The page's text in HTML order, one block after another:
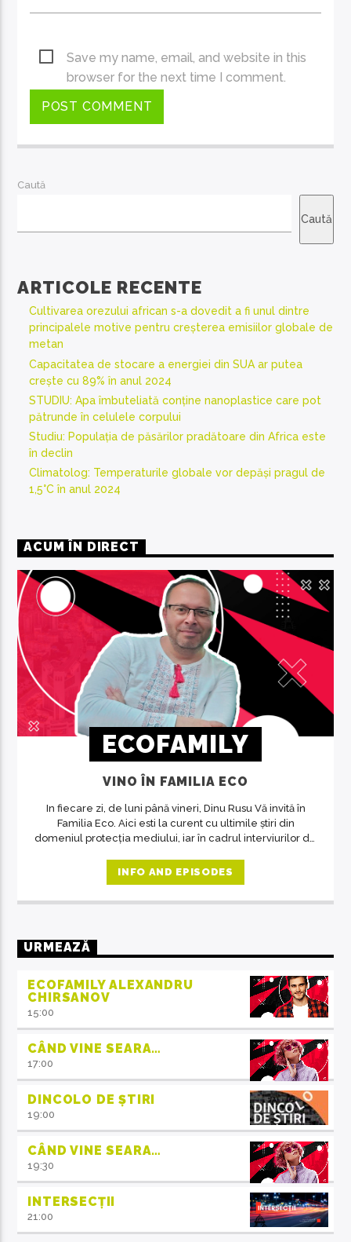
Save my name, email, and website in this
browser for the next time I comment.
Caută
Caută
ARTICOLE RECENTE
Cultivarea orezului african s-a dovedit a fi unul dintre
principalele motive pentru creșterea emisiilor globale de
metan
Capacitatea de stocare a energiei din SUA ar putea
crește cu 89% în anul 2024
STUDIU: Apa îmbuteliată conține nanoplastice care pot
pătrunde în celulele corpului
Studiu: Populația de păsărilor pradătoare din Africa este
în declin
Climatolog: Temperaturile globale vor depăși pragul de
1,5°C în anul 2024
ACUM ÎN DIRECT
ECOFAMILY
VINO ÎN FAMILIA ECO
In fiecare zi, de luni până vineri, Dinu Rusu Vă invită în
Familia Eco. Aici esti la curent cu ultimile știri din
domeniul protecția mediului, iar în cadrul interviurilor de
familie.
INFO AND EPISODES
URMEAZĂ
ECOFAMILY ALEXANDRU
CHIRSANOV
15:00
CÂND VINE SEARA…
17:00
DINCOLO DE ȘTIRI
19:00
CÂND VINE SEARA…
19:30
INTERSECȚII
21:00